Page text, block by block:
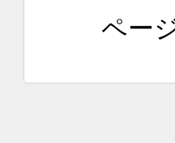
ペー